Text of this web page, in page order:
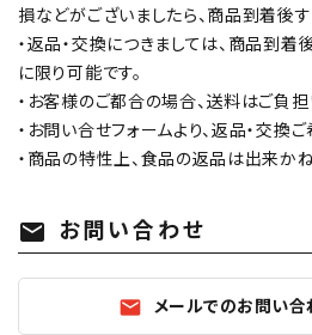
検索
損などがございましたら、商品到着後
・返品・交換につきましては、商品到着
に限り可能です。
・お客様のご都合の場合、送料はご負担
・お問い合せフォームより、返品・交換
・商品の特性上、食品の返品は出来かね
mail お問い合わせ
mail メールでのお問い合